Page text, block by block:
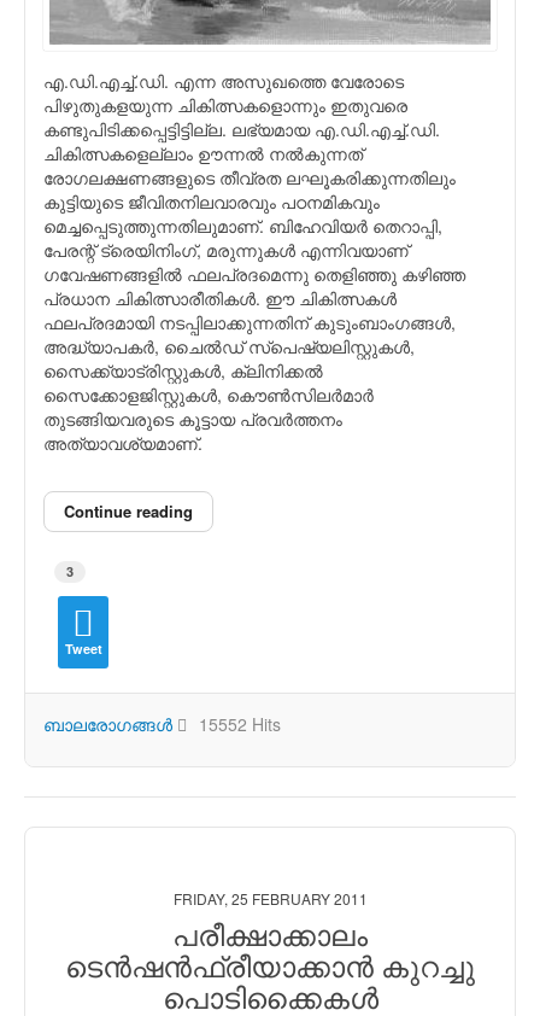
എ.ഡി.എച്ച്.ഡി. എന്ന അസുഖത്തെ വേരോടെ
പിഴുതുകളയുന്ന ചികിത്സകളൊന്നും ഇതുവരെ
കണ്ടുപിടിക്കപ്പെട്ടിട്ടില്ല. ലഭ്യമായ എ.ഡി.എച്ച്.ഡി.
ചികിത്സകളെല്ലാം ഊന്നല്‍ നല്‍കുന്നത്
രോഗലക്ഷണങ്ങളുടെ തീവ്രത ലഘൂകരിക്കുന്നതിലും
കുട്ടിയുടെ ജീവിതനിലവാരവും പഠനമികവും
മെച്ചപ്പെടുത്തുന്നതിലുമാണ്. ബിഹേവിയര്‍ തെറാപ്പി,
പേരന്റ് ട്രെയിനിംഗ്, മരുന്നുകള്‍ എന്നിവയാണ്
ഗവേഷണങ്ങളില്‍ ഫലപ്രദമെന്നു തെളിഞ്ഞു കഴിഞ്ഞ
പ്രധാന ചികിത്സാരീതികള്‍. ഈ ചികിത്സകള്‍
ഫലപ്രദമായി നടപ്പിലാക്കുന്നതിന് കുടുംബാംഗങ്ങള്‍,
അദ്ധ്യാപകര്‍, ചൈല്‍ഡ് സ്പെഷ്യലിസ്റ്റുകള്‍,
സൈക്ക്യാട്രിസ്റ്റുകള്‍, ക്ലിനിക്കല്‍
സൈക്കോളജിസ്റ്റുകള്‍, കൌണ്‍സിലര്‍മാര്‍
തുടങ്ങിയവരുടെ കൂട്ടായ പ്രവര്‍ത്തനം
അത്യാവശ്യമാണ്.
Continue reading
3
Tweet
ബാലരോഗങ്ങള്‍ 15552 Hits
FRIDAY, 25 FEBRUARY 2011
പരീക്ഷാക്കാലം
ടെന്‍ഷന്‍ഫ്രീയാക്കാന്‍ കുറച്ചു
പൊടിക്കൈകള്‍